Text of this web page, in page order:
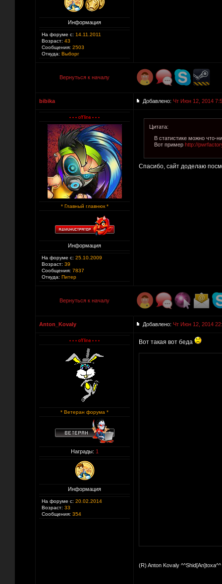
Информация
На форуме с: 14.11.2011
Возраст: 43
Сообщения: 2503
Откуда: Выборг
Вернуться к началу
bibika Добавлено: Чт Июн 12, 2014
* Главный главнюк *
Информация
На форуме с: 25.10.2009
Возраст: 39
Сообщения: 7837
Откуда: Питер
Цитата:
В статистике можно что-
Вот пример http://
Спасибо, сайт доделаю
Вернуться к началу
Anton_Kovaly Добавлено: Чт Июн 12, 2014
* Ветеран форума *
Награды: 1
Информация
На форуме с: 20.02.2014
Возраст: 33
Сообщения: 354
Вот такая вот беда
(R) Anton Kovaly ^^Shid[An]toxa^^